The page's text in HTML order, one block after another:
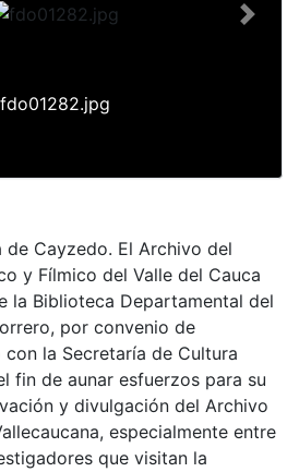
fdo01282.jpg
Next
de Cayzedo. El Archivo del
y Fílmico del Valle del Cauca
la Biblioteca Departamental del
por convenio de
la Secretaría de Cultura
fin de aunar esfuerzos para su
y divulgación del Archivo
especialmente entre
que visitan la